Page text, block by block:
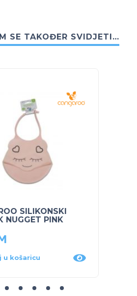
SE TAKOĐER SVIDJETI…
SILIKONSKI
NUGGET PINK
u košaricu